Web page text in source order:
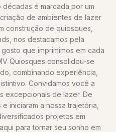
é marcada por um
de ambientes de lazer
construção de quiosques,
nos destacamos pela
que imprimimos em cada
Quiosques consolidou-se
combinando experiência,
Convidamos você a
excepcionais de lazer. De
iniciaram a nossa trajetória,
projetos em
para tornar seu sonho em